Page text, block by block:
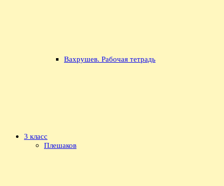
Вахрушев. Рабочая тетрадь
3 класс
Плешаков